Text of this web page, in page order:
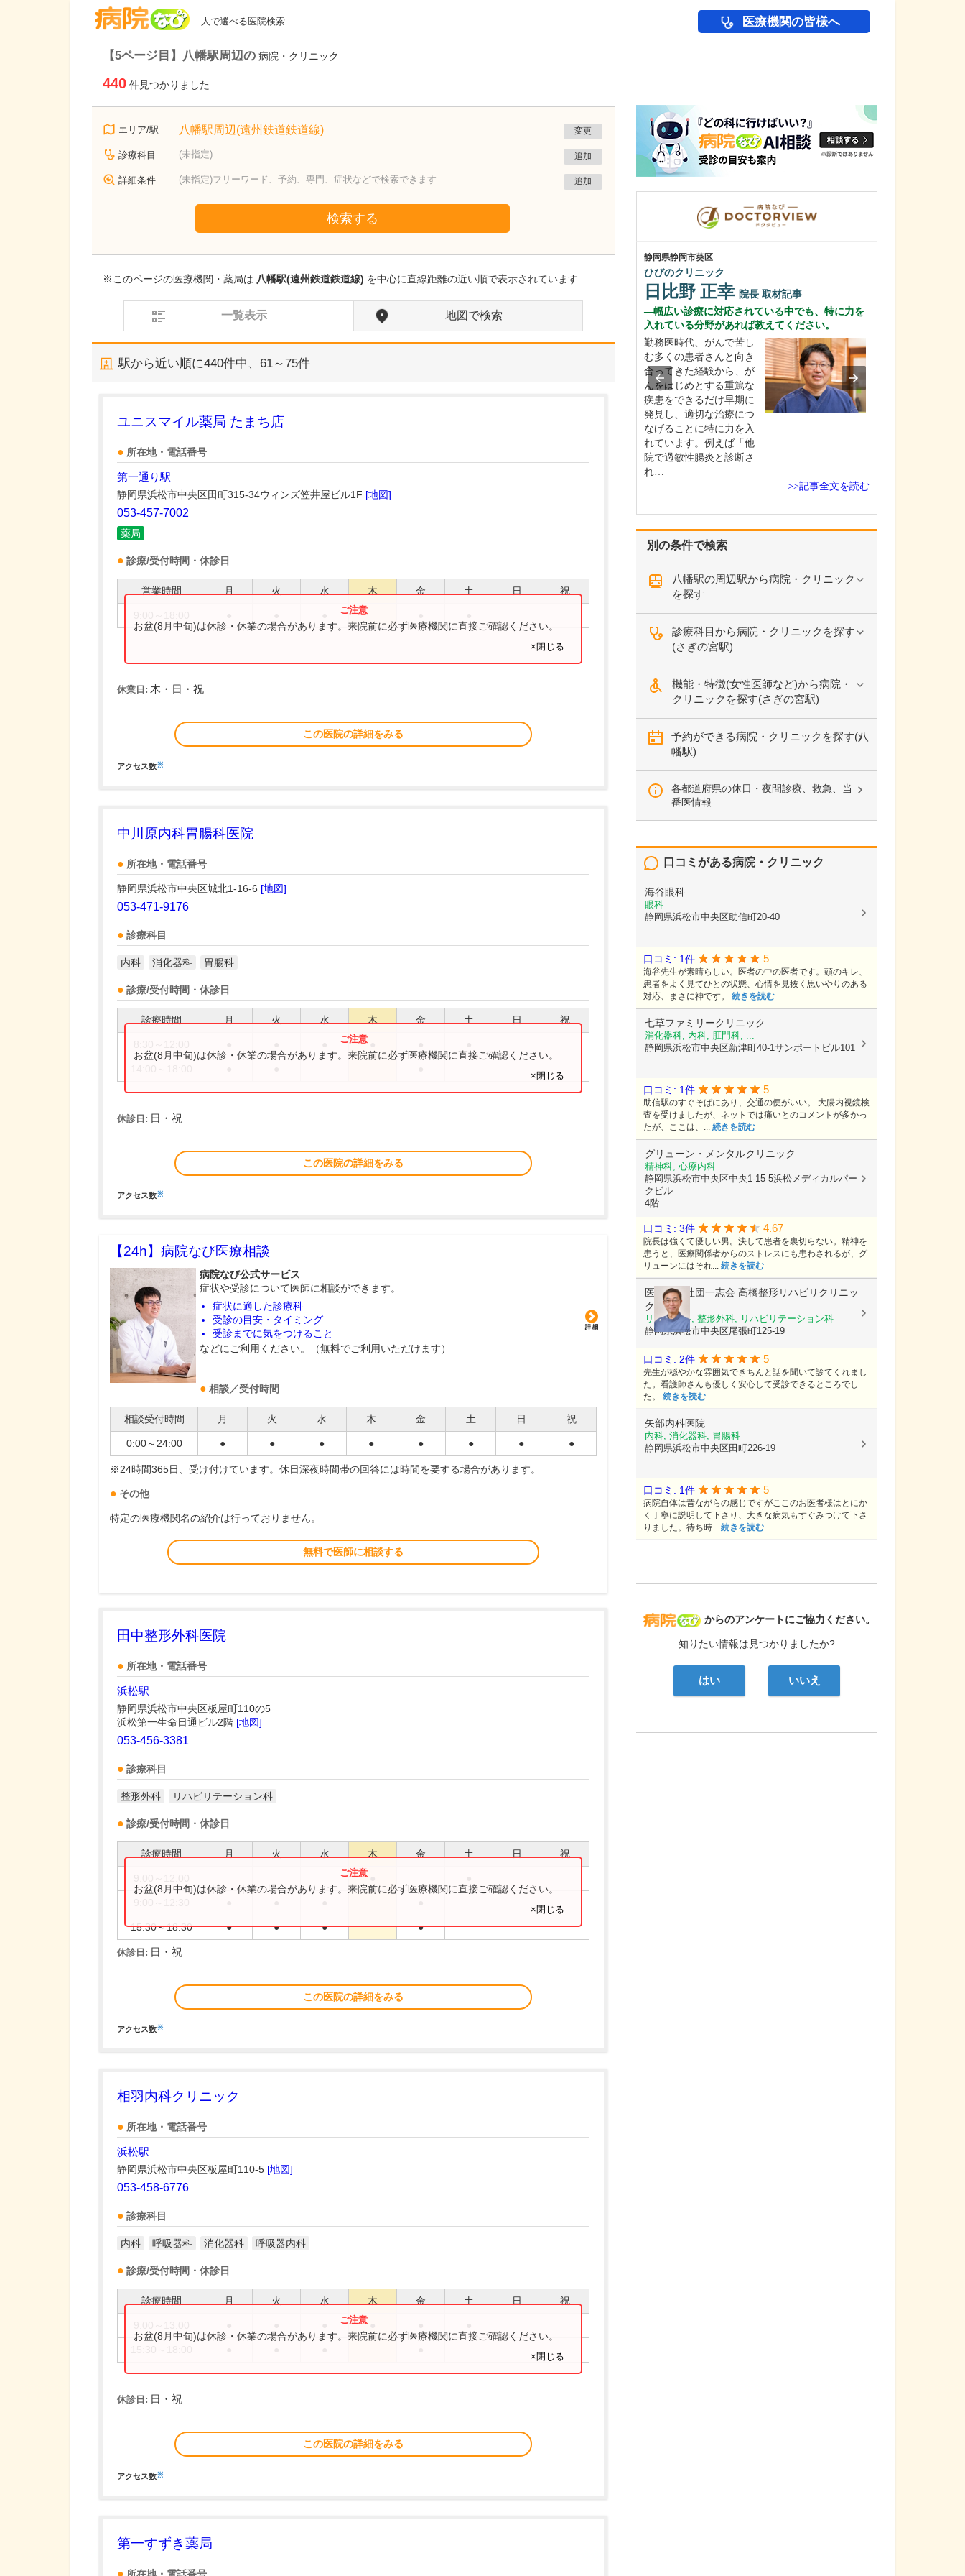
人で選べる医院検索 医療機関の皆様へ
【5ページ目】八幡駅周辺の 病院・クリニック
440 件見つかりました
エリア/駅 八幡駅周辺(遠州鉄道鉄道線) 変更
診療科目 (未指定) 追加
詳細条件 (未指定)フリーワード、予約、専門、症状などで検索できます 追加
検索する
※このページの医療機関・薬局は 八幡駅(遠州鉄道鉄道線) を中心に直線距離の近い順で表示されています
一覧表示 地図で検索
駅から近い順に440件中、 61～75件
ユニスマイル薬局 たまち店
所在地・電話番号
第一通り駅
静岡県浜松市中央区田町315-34ウィンズ笠井屋ビル1F [地図]
053-457-7002
薬局
診療/受付時間・休診日
営業時間 月 火 水 木 金 土 日 祝
お盆(8月中旬)は休診・休業の場合があります。来院前に必ず医療機関に直接ご確認ください。
×閉じる
休業日: 木・日・祝
この医院の詳細をみる
アクセス数※
中川原内科胃腸科医院
所在地・電話番号
静岡県浜松市中央区城北1-16-6 [地図]
053-471-9176
診療科目
内科 消化器科 胃腸科
診療/受付時間・休診日
診療時間 月 火 水 木 金 土 日 祝
お盆(8月中旬)は休診・休業の場合があります。来院前に必ず医療機関に直接ご確認ください。
×閉じる
休診日: 日・祝
この医院の詳細をみる
アクセス数※
【24h】 病院なび医療相談
病院なび公式サービス
症状や受診について医師に相談ができます。
症状に適した診療科
受診の目安・タイミング
受診までに気をつけること
などにご利用ください。（無料でご利用いただけます）
相談／受付時間
相談受付時間 月 火 水 木 金 土 日 祝
0:00～24:00 ● ● ● ● ● ● ● ●
※24時間365日、受け付けています。休日深夜時間帯の回答には時間を要する場合があります。
その他
特定の医療機関名の紹介は行っておりません。
無料で医師に相談する
田中整形外科医院
所在地・電話番号
浜松駅
静岡県浜松市中央区板屋町110の5
浜松第一生命日通ビル2階 [地図]
053-456-3381
診療科目
整形外科 リハビリテーション科
診療/受付時間・休診日
診療時間 月 火 水 木 金 土 日 祝
15:30～18:30 ● ● ● ●
お盆(8月中旬)は休診・休業の場合があります。来院前に必ず医療機関に直接ご確認ください。
×閉じる
休診日: 日・祝
この医院の詳細をみる
アクセス数※
相羽内科クリニック
所在地・電話番号
浜松駅
静岡県浜松市中央区板屋町110-5 [地図]
053-458-6776
診療科目
内科 呼吸器科 消化器科 呼吸器内科
診療/受付時間・休診日
診療時間 月 火 水 木 金 土 日 祝
お盆(8月中旬)は休診・休業の場合があります。来院前に必ず医療機関に直接ご確認ください。
×閉じる
休診日: 日・祝
この医院の詳細をみる
アクセス数※
第一すずき薬局
別の条件で検索
八幡駅の周辺駅から病院・クリニック
を探す
診療科目から病院・クリニックを探す
(さぎの宮駅)
機能・特徴(女性医師など)から病院・
クリニックを探す(さぎの宮駅)
予約ができる病院・クリニックを探す(八
幡駅)
各都道府県の休日・夜間診療、救急、当
番医情報
病院なび
からのアンケートにご協力ください。
知りたい情報は見つかりましたか?
はい いいえ
口コミがある病院・クリニック
海谷眼科
眼科
静岡県浜松市中央区助信町20-40
口コミ: 1件 5
海谷先生が素晴らしい。医者の中の医者です。頭のキレ、
患者をよく見てひとの状態、心情を見抜く思いやりのある
対応、まさに神です。 続きを読む
七草ファミリークリニック
消化器科, 内科, 肛門科, ...
静岡県浜松市中央区新津町40-1サンポートビル101
口コミ: 1件 5
助信駅のすぐそばにあり、交通の便がいい。 大腸内視鏡検
査を受けましたが、ネットでは痛いとのコメントが多かっ
たが、ここは、... 続きを読む
グリューン・メンタルクリニック
精神科, 心療内科
静岡県浜松市中央区中央1-15-5浜松メディカルパー
クビル
4階
口コミ: 3件 4.67
院長は強くて優しい男。決して患者を裏切らない。精神を
患うと、医療関係者からのストレスにも患わされるが、グ
リューンにはそれ... 続きを読む
医療法人社団一志会 高橋整形リハビリクリニッ
ク
リウマチ科, 整形外科, リハビリテーション科
静岡県浜松市中央区尾張町125-19
口コミ: 2件 5
先生が穏やかな雰囲気できちんと話を聞いて診てくれまし
た。看護師さんも優しく安心して受診できるところでし
た。 続きを読む
矢部内科医院
内科, 消化器科, 胃腸科
静岡県浜松市中央区田町226-19
口コミ: 1件 5
病院自体は昔ながらの感じですがここのお医者様はとにか
く丁寧に説明して下さり、大きな病気もすぐみつけて下さ
りました。待ち時... 続きを読む
静岡県静岡市葵区
ひびのクリニック
日比野 正幸 院長 取材記事
幅広い診療に対応されている中でも、特に力を
入れている分野があれば教えてください。
勤務医時代、がんで苦し
む多くの患者さんと向き
合ってきた経験から、が
んをはじめとする重篤な
疾患をできるだけ早期に
発見し、適切な治療につ
なげることに特に力を入
れています。例えば「他
院で過敏性腸炎と診断さ
れ…
>>記事全文を読む
群馬県前橋市
大山クリニック
貴院のクリニックの特長や、特に力を入れてい
る診療がありましたら教えてください。
おなかの痛み、食欲不